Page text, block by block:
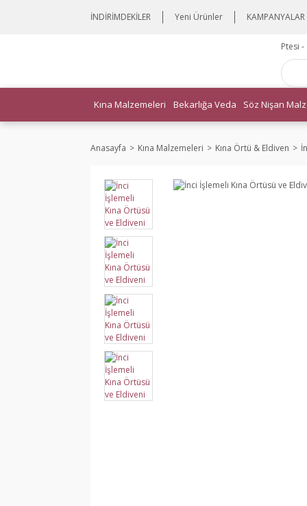
İNDİRİMDEKİLER Yeni Ürünler KAMPANYALAR
Ptesi
Kına Malzemeleri Bekarlığa Veda Söz Nişan
Anasayfa Kına Malzemeleri Kına Örtü & Eldiven